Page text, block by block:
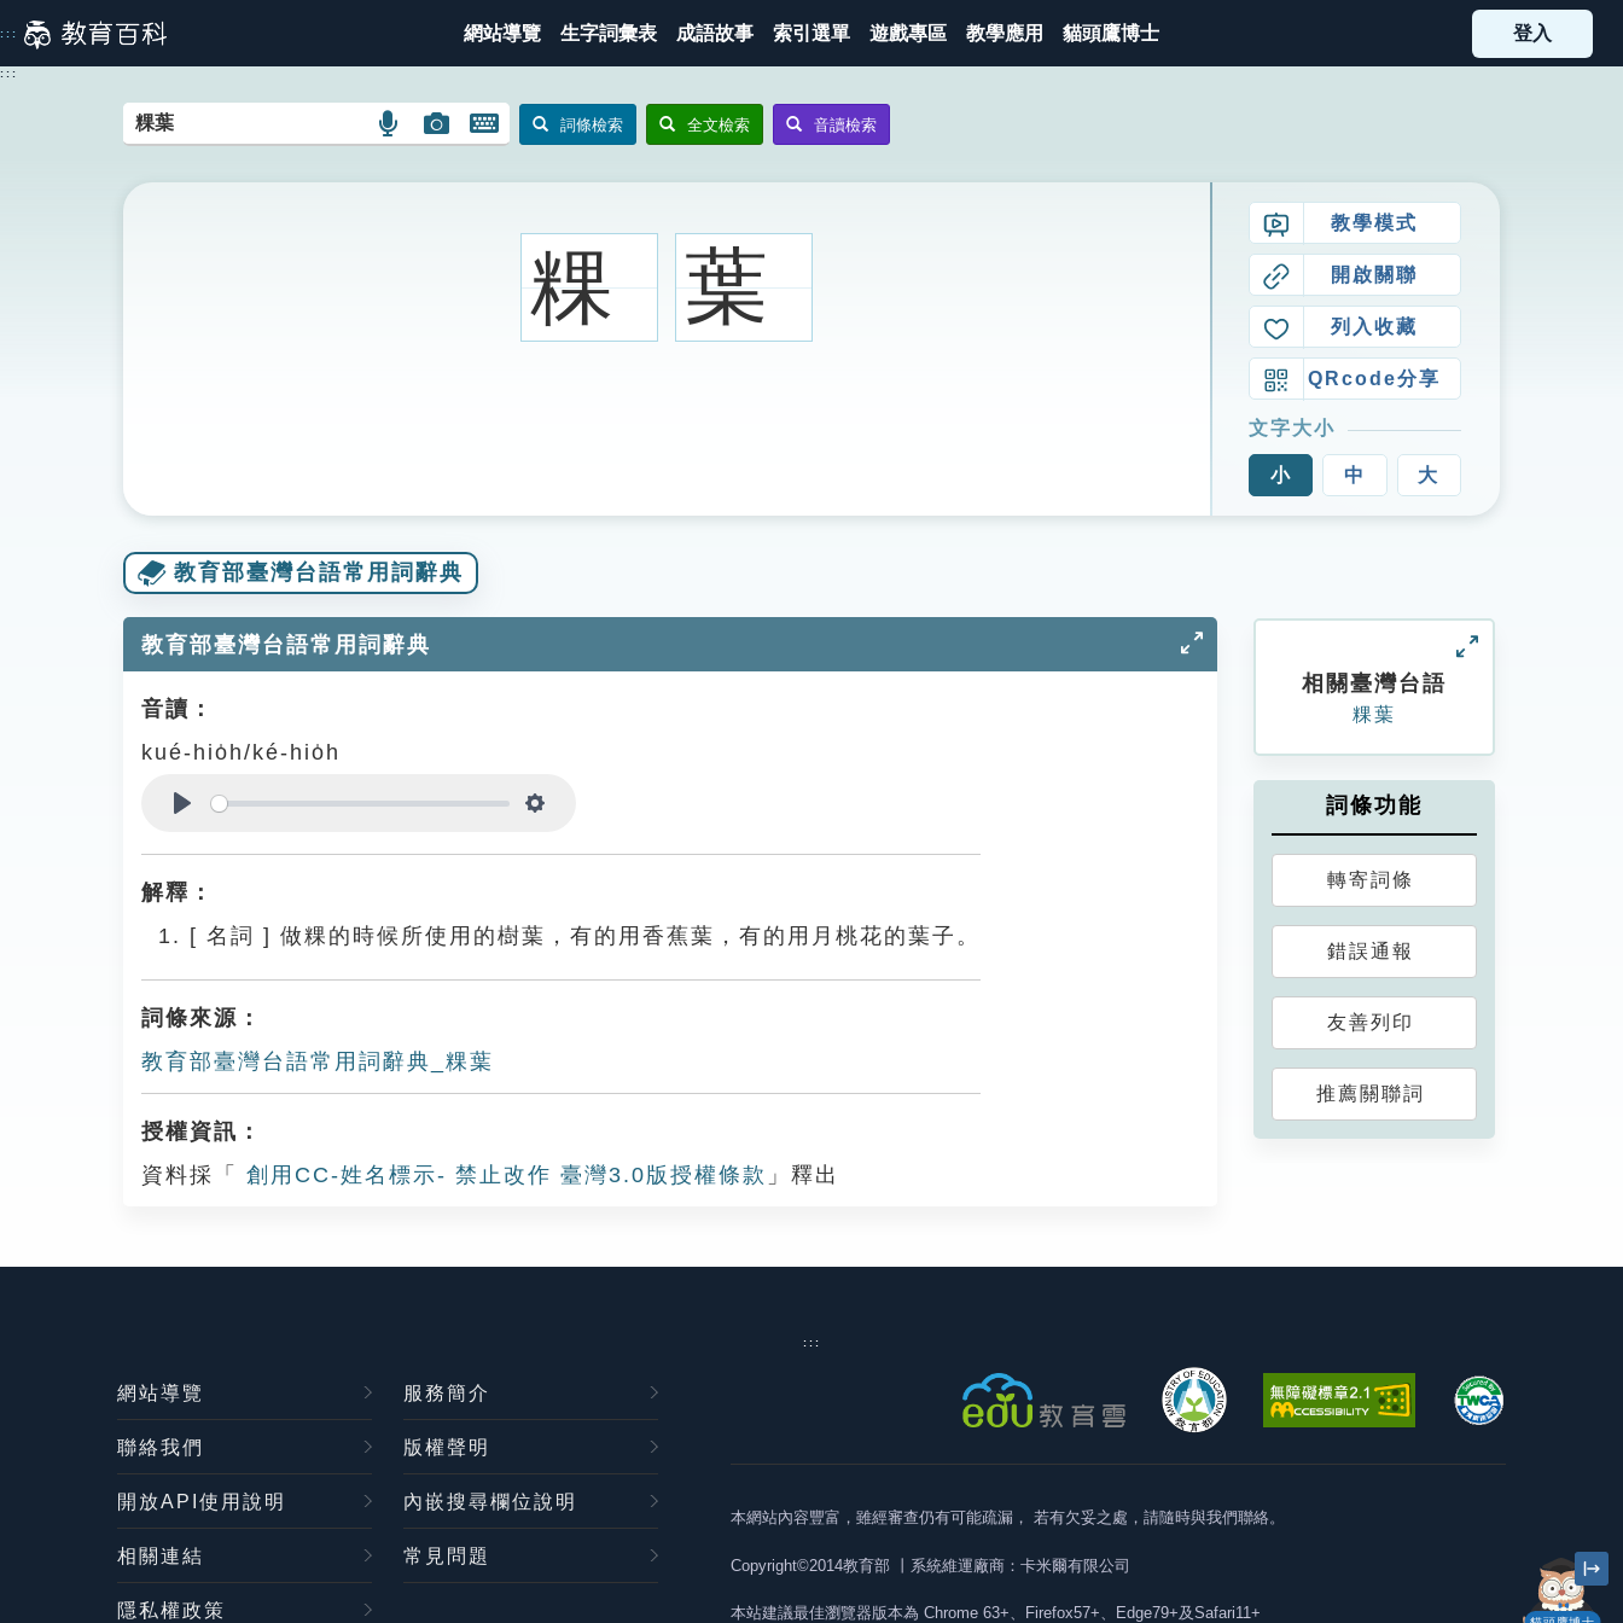
到
主
::: 網站導覽 生字詞彙表 成語故事 索引選單 遊戲專區 教學應用 貓頭鷹博士 登入
:::
語
搜
圖
搜
開
鍵
詞條檢索 全文檢索 音讀檢索
粿 葉
教學模式
開啟關聯
列入收藏
QRcode分享
文字大小
小 中 大
教育部臺灣台語常用詞辭典
教育部臺灣台語常用詞辭典
音讀：
kué-hio̍h/ké-hio̍h
解釋：
[ 名詞 ] 做粿的時候所使用的樹葉，有的用香蕉葉，有的用月桃花的葉子。
詞條來源：
教育部臺灣台語常用詞辭典_粿葉
授權資訊：
資料採「
創用CC-姓名標示- 禁止改作 臺灣3.0版授權條款 」釋出
相關臺灣台語
粿葉
詞條功能
轉寄詞條
錯誤通報
友善列印
推薦關聯詞
:::
網站導覽 服務簡介
聯絡我們 版權聲明
開放API使用說明 內嵌搜尋欄位說明
相關連結 常見問題
隱私權政策
本網站內容豐富，雖經審查仍有可能疏漏， 若有欠妥之處，請隨時與我們聯絡。
Copyright©2014教育部 丨系統維運廠商：卡米爾有限公司
本站建議最佳瀏覽器版本為 Chrome 63+、Firefox57+、Edge79+及Safari11+